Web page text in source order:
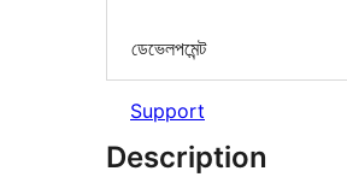
ডেভেলপমেন্ট
Support
Description